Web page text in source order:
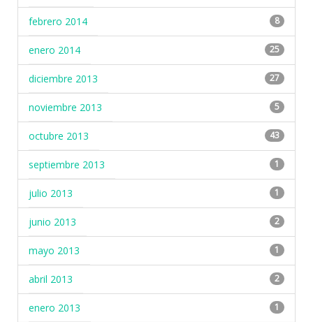
febrero 2014 8
enero 2014 25
diciembre 2013 27
noviembre 2013 5
octubre 2013 43
septiembre 2013 1
julio 2013 1
junio 2013 2
mayo 2013 1
abril 2013 2
enero 2013 1